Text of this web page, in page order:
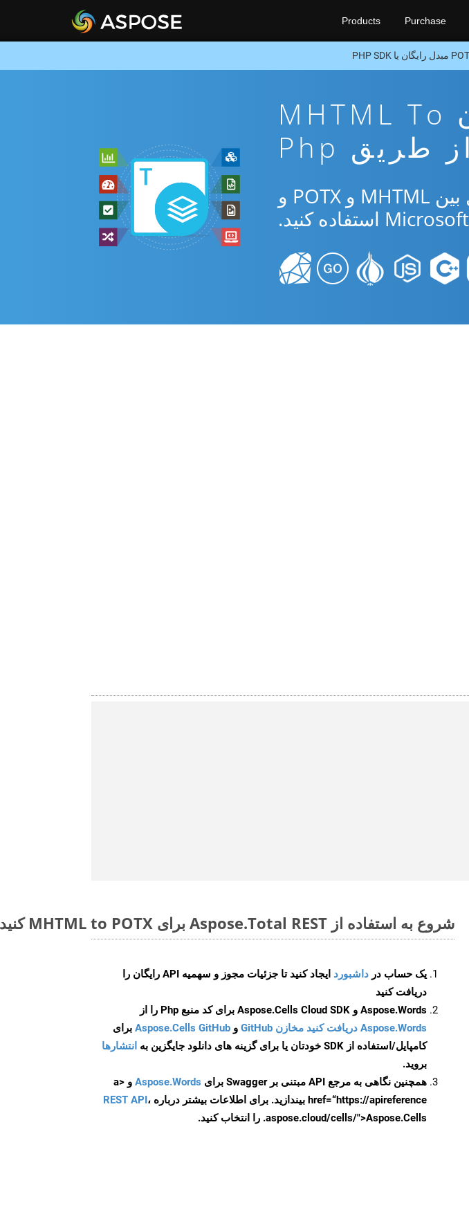
Products Purchase
برنامه تبدیل آنلاین رایگان MHTML To
از برنامه رایگان آنلاین یا Php SDK برای تبدیل بین MHTML و POTX و
شروع به استفاده از Aspose.Total REST برای MHTML to POTX کنید
یک حساب در داشبورد
ایجاد کنید تا جزئیات مجوز و سهمیه API رایگان را
دریافت کنید
Aspose.Words و Aspose.Cells Cloud SDK برای کد منبع Php را از
Aspose.Words دریافت کنید مخازن GitHub
و Aspose.Cells GitHub برای
کامپایل/استفاده از SDK خودتان یا برای گزینه های دانلود جایگزین به
انتشارها
بروید.
همچنین نگاهی به مرجع API مبتنی بر Swagger برای
Aspose.Words
و <a
href=“https://apireference بیندازید. برای اطلاعات بیشتر درباره
REST API،
.aspose.cloud/cells/">Aspose.Cells را انتخاب کنید.